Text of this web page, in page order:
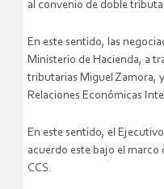
al convenio de doble
En este sentido, las
Ministerio de Hacienda, a
tributarias Miguel Zamora,
Relaciones Económicas
En este sentido, el
acuerdo este bajo el marco
CCS.